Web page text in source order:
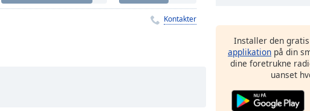
Kontakter
Installer den
applikation på din
dine foretrukne
uanset